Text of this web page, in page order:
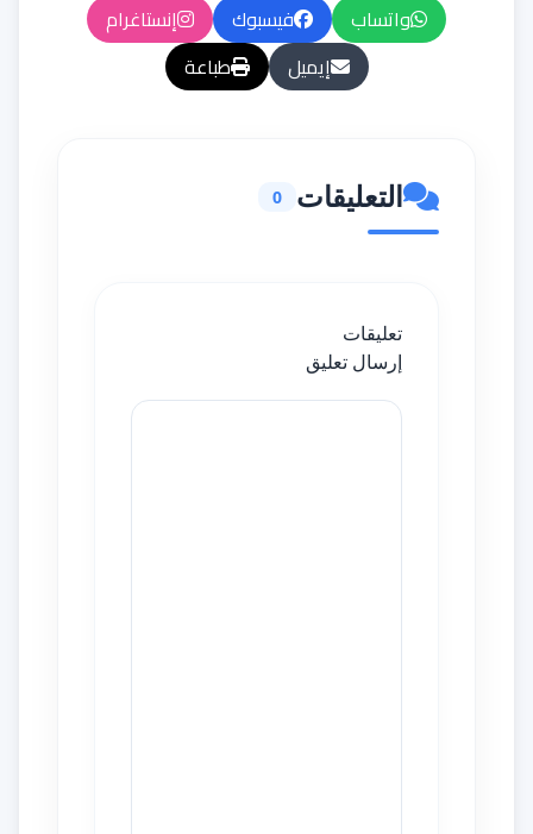
واتساب فيسبوك
إنستاغرام
إيميل
طباعة
التعليقات 0
تعليقات
إرسال تعليق